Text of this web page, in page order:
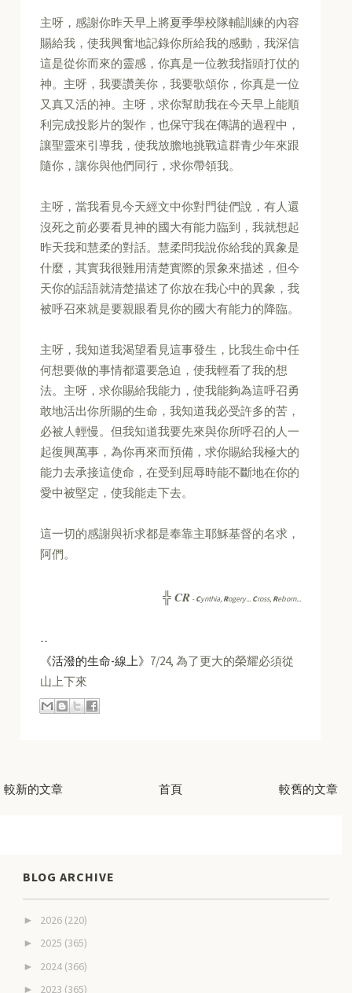
主呀，感謝你昨天早上將夏季學校隊輔訓練的內容
賜給我，使我興奮地記錄你所給我的感動，我深信
這是從你而來的靈感，你真是一位教我指頭打仗的
神。主呀，我要讚美你，我要歌頌你，你真是一位
又真又活的神。主呀，求你幫助我在今天早上能順
利完成投影片的製作，也保守我在傳講的過程中，
讓聖靈來引導我，使我放膽地挑戰這群青少年來跟
隨你，讓你與他們同行，求你帶領我。
主呀，當我看見今天經文中你對門徒們說，有人還
沒死之前必要看見神的國大有能力臨到，我就想起
昨天我和慧柔的對話。慧柔問我說你給我的異象是
什麼，其實我很難用清楚實際的景象來描述，但今
天你的話語就清楚描述了你放在我心中的異象，我
被呼召來就是要親眼看見你的國大有能力的降臨。
主呀，我知道我渴望看見這事發生，比我生命中任
何想要做的事情都還要急迫，使我輕看了我的想
法。主呀，求你賜給我能力，使我能夠為這呼召勇
敢地活出你所賜的生命，我知道我必受許多的苦，
必被人輕慢。但我知道我要先來與你所呼召的人一
起復興萬事，為你再來而預備，求你賜給我極大的
能力去承接這使命，在受到屈辱時能不斷地在你的
愛中被堅定，使我能走下去。
這一切的感謝與祈求都是奉靠主耶穌基督的名求，
阿們。
╬CR -Cynthia, Rogery... Cross, Reborn...
--
《活潑的生命-線上》 7/24, 為了更大的榮耀必須從
山上下來
較新的文章 較舊的文章
首頁
BLOG ARCHIVE
► 2026 (220)
► 2025 (365)
► 2024 (366)
► 2023 (365)